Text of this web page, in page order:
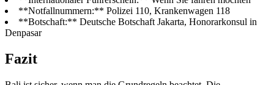
**Notfallnummern:** Polizei 110, Krankenwagen 118
**Botschaft:** Deutsche Botschaft Jakarta, Honorarkonsul in
Denpasar
Fazit